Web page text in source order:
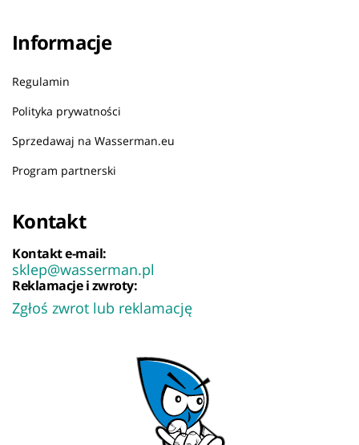
Informacje
Regulamin
Polityka prywatności
Sprzedawaj na Wasserman.eu
Program partnerski
Kontakt
Kontakt e-mail:
sklep@wasserman.pl
Reklamacje i zwroty:
Zgłoś zwrot lub reklamację